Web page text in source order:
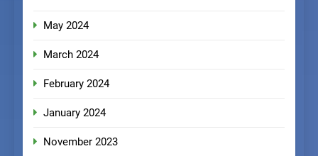
May 2024
March 2024
February 2024
January 2024
November 2023